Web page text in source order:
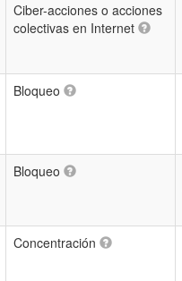
Ciber-acciones o acciones
colectivas en Internet
Bloqueo
Bloqueo
Concentración